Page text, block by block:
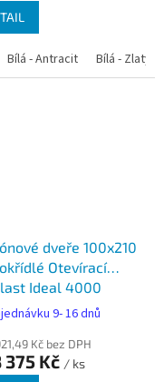
Bílá - Tmavý dub Bílá -
Bílá - Antracit Bílá - Zlatý
dveře 100x210
Otevírací
Ideal 4000
9- 16 dnů
Kč bez DPH
375 Kč / ks